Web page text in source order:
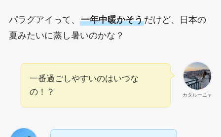
パラグアイって、 一年中暖かそうだけど、日本の
夏みたいに蒸し暑いのかな？
カタルーニャ
一番過ごしやすいのはいつな
の！？